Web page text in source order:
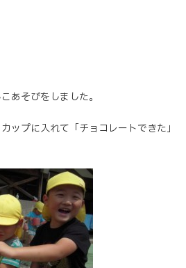
あそびをしました。
ップに入れて「チョコレートできた」